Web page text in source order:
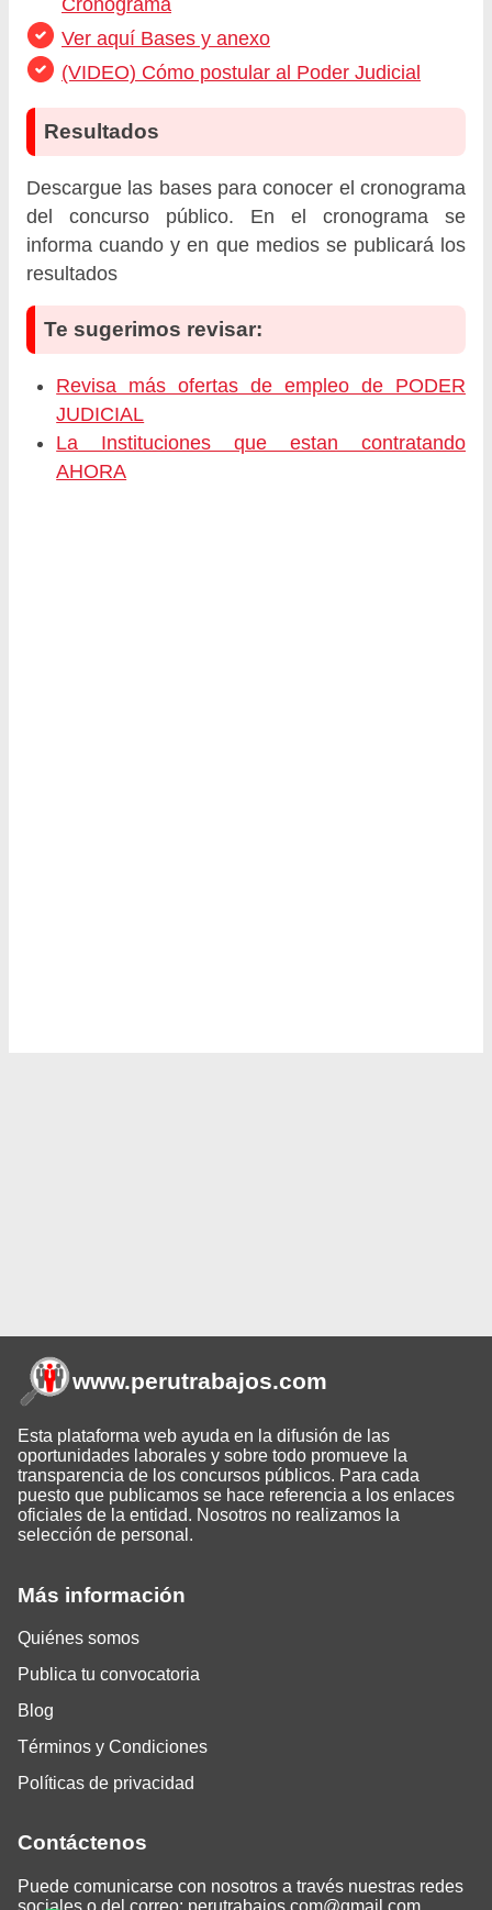
Ver aquí Bases y anexo
(VIDEO) Cómo postular al Poder Judicial
Resultados
Descargue las bases para conocer el cronograma
del concurso público. En el cronograma se
informa cuando y en que medios se publicará los
resultados
Te sugerimos revisar:
Revisa más ofertas de empleo de PODER
JUDICIAL
La Instituciones que estan contratando
AHORA
Más información
Quiénes somos
Publica tu convocatoria
Blog
Términos y Condiciones
Políticas de privacidad
Contáctenos
Puede comunicarse con nosotros a través nuestras redes
sociales o del correo: perutrabajos.com@gmail.com
www.perutrabajos.com
Esta plataforma web ayuda en la difusión de las
oportunidades laborales y sobre todo promueve la
transparencia de los concursos públicos. Para cada
puesto que publicamos se hace referencia a los enlaces
oficiales de la entidad. Nosotros no realizamos la
selección de personal.